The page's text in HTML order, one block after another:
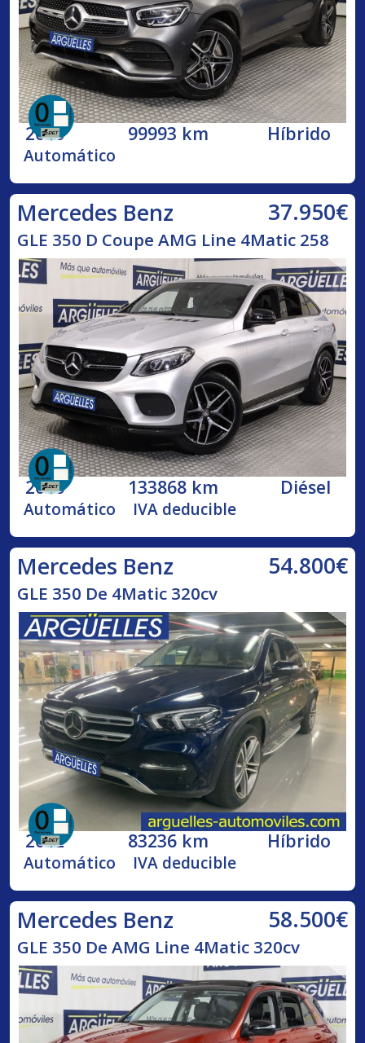
2020 99993 km Híbrido
Automático
Mercedes Benz 37.950€
GLE 350 D Coupe AMG Line 4Matic 258
2016 133868 km Diésel
Automático IVA deducible
Mercedes Benz 54.800€
GLE 350 De 4Matic 320cv
2022 83236 km Híbrido
Automático IVA deducible
Mercedes Benz 58.500€
GLE 350 De AMG Line 4Matic 320cv